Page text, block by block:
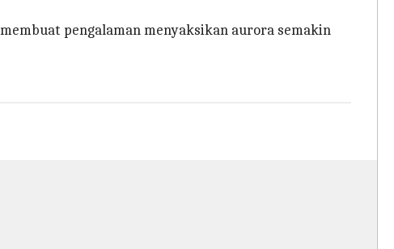
pengalaman menyaksikan aurora semakin